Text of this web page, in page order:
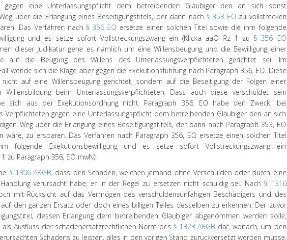
gegen eine Unterlassungspflicht dem betreibenden Gläubiger den an sich sonst
über die Erlangung eines Beseitigungstitels, der dann nach § 353 EO zu vollstrecken
Das Verfahren nach § 356 EO ersetze einen solchen Titel sowie die ihm folgende
und es setze sofort Vollstreckungszwang ein (Klicka aaO Rz 1 zu § 356 EO
dieser Judikatur gehe es nämlich um eine Willensbeugung und die Bewilligung einer
auf die Beugung des Willens des Unterlassungsverpflichteten gerichtet sei. Im
wende sich die Klage aber gegen die Exekutionsführung nach Paragraph 356, EO. Diese
nicht auf eine Willensbeugung gerichtet, sondern auf die Beseitigung der Folgen einer
Willensbildung beim Unterlassungsverpflichteten. Dass auch diese verschuldet sein
sich aus der Exekutionsordnung nicht. Paragraph 356, EO habe den Zweck, bei
Verpflichteten gegen eine Unterlassungspflicht dem betreibenden Gläubiger den an sich
Weg über die Erlangung eines Beseitigungstitels, der dann nach Paragraph 353, EO
wäre, zu ersparen. Das Verfahren nach Paragraph 356, EO ersetze einen solchen Titel
folgende Exekutionsbewilligung und es setze sofort Vollstreckungszwang ein
1 zu Paragraph 356, EO mwN).
§ 1306 ABGB, dass den Schaden, welchen jemand ohne Verschulden oder durch eine
verursacht habe, er in der Regel zu ersetzen nicht schuldig sei. Nach § 1310
mit Rücksicht auf das Vermögen des verschuldensunfähigen Beschädigers und des
den ganzen Ersatz oder doch eines billigen Teiles desselben zu erkennen. Der zuvor
dessen Erlangung dem betreibenden Gläubiger abgenommen werden solle,
Ausfluss der schadenersatzrechtlichen Norm des § 1323 ABGB dar, wonach, um den
Schadens zu leisten, alles in den vorigen Stand zurückversetzt werden müsse.